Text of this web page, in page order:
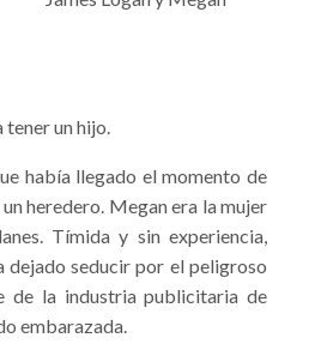
tener un hijo.
había llegado el momento de
heredero. Megan era la mujer
Tímida y sin experiencia,
dejado seducir por el peligroso
de la industria publicitaria de
embarazada.